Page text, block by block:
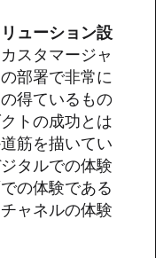
ューション設
スタマージャ
部署で非常に
得ているもの
トの成功とは
筋を描いてい
タルでの体験
の体験である
ャネルの体験